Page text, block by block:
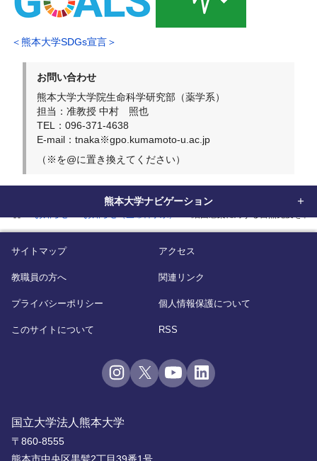
＜熊本大学SDGs宣言＞
お問い合わせ
熊本大学大学院生命科学研究部（薬学系）
担当：准教授 中村 照也
TEL：096-371-4638
E-mail：tnaka※gpo.kumamoto-u.ac.jp
（※を@に置き換えてください）
熊本大学ナビゲーション
国立大学法人熊本大学
〒860-8555
熊本市中央区黒髪2丁目39番1号
サイトマップ アクセス
教職員の方へ 関連リンク
プライバシーポリシー 個人情報保護について
このサイトについて RSS